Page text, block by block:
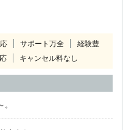
サポート万全
経験豊
キャンセル料なし